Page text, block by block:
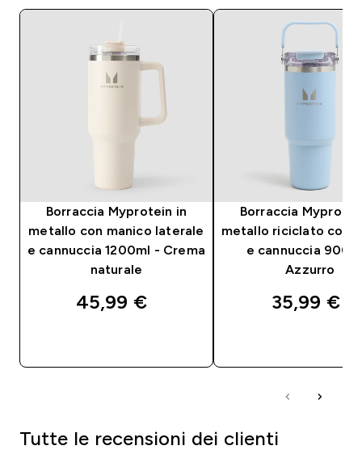
Borraccia Myprotein in
metallo con manico laterale
e cannuccia 1200ml - Crema
naturale
45,99 €‎
Borraccia
metallo riciclato con
e cannuccia
Azzurro
35,99 €‎
Tutte le recensioni dei clienti